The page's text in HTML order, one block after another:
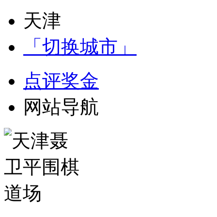
天津
「切换城市」
点评奖金
网站导航